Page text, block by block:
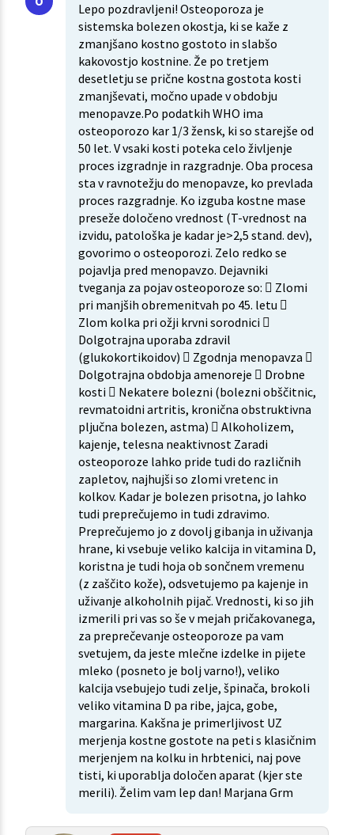
Lepo pozdravljeni! Osteoporoza je
sistemska bolezen okostja, ki se kaže z
zmanjšano kostno gostoto in slabšo
kakovostjo kostnine. Že po tretjem
desetletju se prične kostna gostota kosti
zmanjševati, močno upade v obdobju
menopavze.Po podatkih WHO ima
osteoporozo kar 1/3 žensk, ki so starejše od
50 let. V vsaki kosti poteka celo življenje
proces izgradnje in razgradnje. Oba procesa
sta v ravnotežju do menopavze, ko prevlada
proces razgradnje. Ko izguba kostne mase
preseže določeno vrednost (T-vrednost na
izvidu, patološka je kadar je>2,5 stand. dev),
govorimo o osteoporozi. Zelo redko se
pojavlja pred menopavzo. Dejavniki
tveganja za pojav osteoporoze so:  Zlomi
pri manjših obremenitvah po 45. letu 
Zlom kolka pri ožji krvni sorodnici 
Dolgotrajna uporaba zdravil
(glukokortikoidov)  Zgodnja menopavza 
Dolgotrajna obdobja amenoreje  Drobne
kosti  Nekatere bolezni (bolezni obščitnic,
revmatoidni artritis, kronična obstruktivna
pljučna bolezen, astma)  Alkoholizem,
kajenje, telesna neaktivnost Zaradi
osteoporoze lahko pride tudi do različnih
zapletov, najhujši so zlomi vretenc in
kolkov. Kadar je bolezen prisotna, jo lahko
tudi preprečujemo in tudi zdravimo.
Preprečujemo jo z dovolj gibanja in uživanja
hrane, ki vsebuje veliko kalcija in vitamina D,
koristna je tudi hoja ob sončnem vremenu
(z zaščito kože), odsvetujemo pa kajenje in
uživanje alkoholnih pijač. Vrednosti, ki so jih
izmerili pri vas so še v mejah pričakovanega,
za preprečevanje osteoporoze pa vam
svetujem, da jeste mlečne izdelke in pijete
mleko (posneto je bolj varno!), veliko
kalcija vsebujejo tudi zelje, špinača, brokoli
veliko vitamina D pa ribe, jajca, gobe,
margarina. Kakšna je primerljivost UZ
merjenja kostne gostote na peti s klasičnim
merjenjem na kolku in hrbtenici, naj pove
tisti, ki uporablja določen aparat (kjer ste
merili). Želim vam lep dan! Marjana Grm